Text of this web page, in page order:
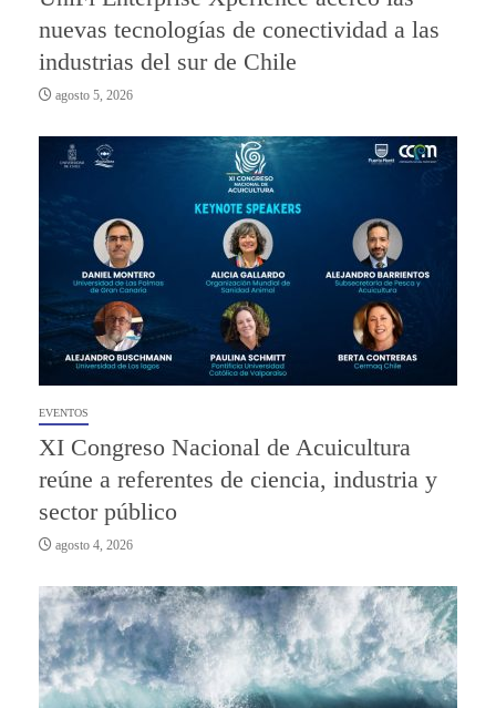
nuevas tecnologías de conectividad a las
industrias del sur de Chile
agosto 5, 2026
EVENTOS
XI Congreso Nacional de Acuicultura
reúne a referentes de ciencia, industria y
sector público
agosto 4, 2026